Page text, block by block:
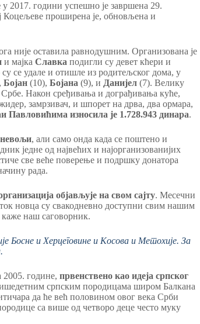
у 2017. години успешно је завршена 29.
Коцељеве проширена је, обновљена и
није оставила равнодушним. Организована је
и мајка Славка подигли су девет кћери и
су се удале и отишле из родитељског дома, у
Бојан (10), Бојана (9), и Данијел (7). Велику
Србе. Након сређивања и дограђивања куће,
замрзивач, и шпорет на дрва, два ормара,
Павловићима износила је 1.728.943 динара.
, али само онда када се поштено и
једне од највећих и најорганизованијих
све веће поверење и подршку донатора
рада.
објављује на свом сајту. Месечни
новца су свакодневно доступни свим нашим
наш саговорник.
Босне и Херцеговине и Косова и Метохије. За
2005. године, првенствено као идеја српског
српским породицама широм Балкана
да ће већ половином овог века Срби
са више од четворо деце често муку